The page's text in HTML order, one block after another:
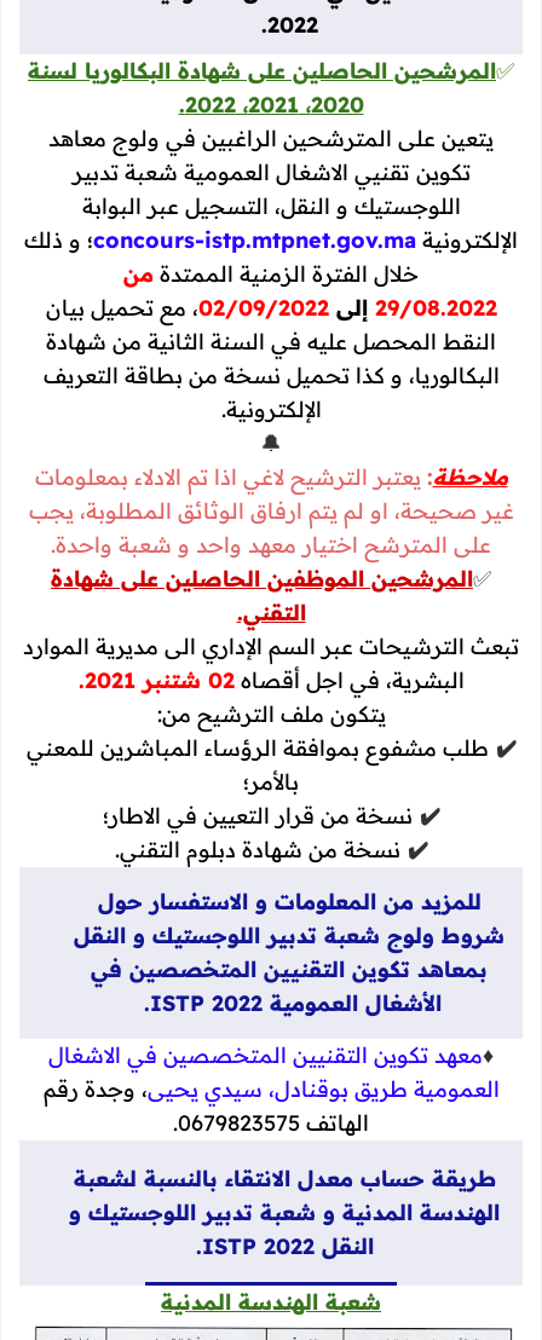
2022.
✅المرشحين الحاصلين على شهادة البكالوريا لسنة
2020، 2021، 2022.
يتعين على المترشحين الراغبين في ولوج معاهد
تكوين تقنيي الاشغال العمومية شعبة تدبير
اللوجستيك و النقل، التسجيل عبر البوابة
الإلكترونية concours-istp.mtpnet.gov.ma؛ و ذلك
خلال الفترة الزمنية الممتدة من
29/08.2022 إلى 02/09/2022
، مع تحميل بيان
النقط المحصل عليه في السنة الثانية من شهادة
البكالوريا، و كذا تحميل نسخة من بطاقة التعريف
الإلكترونية.
🔔
ملاحظة: يعتبر الترشيح لاغي اذا تم الادلاء بمعلومات
غير صحيحة، او لم يتم ارفاق الوثائق المطلوبة، يجب
على المترشح اختيار معهد واحد و شعبة واحدة.
✅المرشحين الموظفين الحاصلين على شهادة
التقني.
تبعث الترشيحات عبر السم الإداري الى مديرية الموارد
البشرية، في اجل أقصاه02 شتنبر 2021.
يتكون ملف الترشيح من:
✔️ طلب مشفوع بموافقة الرؤساء المباشرين للمعني
بالأمر؛
✔️ نسخة من قرار التعيين في الاطار؛
✔️ نسخة من شهادة دبلوم التقني.
للمزيد من المعلومات و الاستفسار حول
شروط ولوج شعبة تدبير اللوجستيك و النقل
بمعاهد تكوين التقنيين المتخصصين في
الأشغال العمومية ISTP 2022.
♦️معهد تكوين التقنيين المتخصصين في الاشغال
العمومية طريق بوقنادل، سيدي يحيى، وجدة رقم
الهاتف 0679823575.
طريقة حساب معدل الانتقاء بالنسبة لشعبة
الهندسة المدنية و شعبة تدبير اللوجستيك و
النقل ISTP 2022.
شعبة الهندسة المدنية